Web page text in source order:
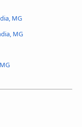
MG
MG